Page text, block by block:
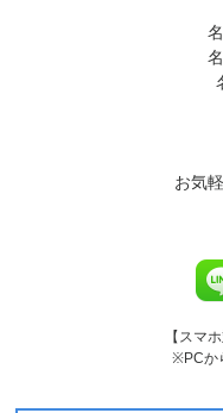
お気
【スマ
※PCか